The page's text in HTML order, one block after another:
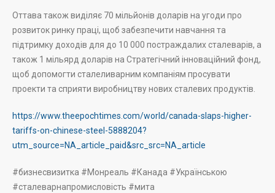
Оттава також виділяє 70 мільйонів доларів на угоди про
розвиток ринку праці, щоб забезпечити навчання та
підтримку доходів для до 10 000 постраждалих сталеварів, а
також 1 мільярд доларів на Стратегічний інноваційний фонд,
щоб допомогти сталеливарним компаніям просувати
проекти та сприяти виробництву нових сталевих продуктів.
https://www.theepochtimes.com/world/canada-slaps-higher-
tariffs-on-chinese-steel-5888204?
utm_source=NA_article_paid&src_src=NA_article
#бизнесвизитка #Монреаль #Канада #Українською
#сталеварнапромисловість #мита